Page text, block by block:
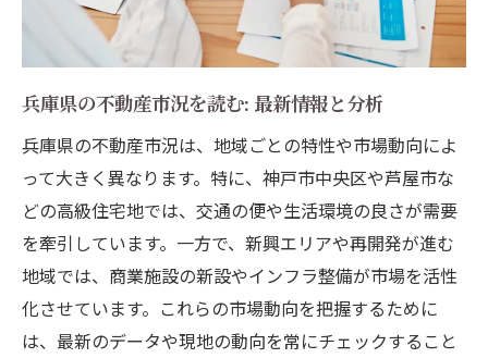
兵庫県の不動産市況を読む: 最新情報と分析
兵庫県の不動産市況は、地域ごとの特性や市場動向によ
って大きく異なります。特に、神戸市中央区や芦屋市な
どの高級住宅地では、交通の便や生活環境の良さが需要
を牽引しています。一方で、新興エリアや再開発が進む
地域では、商業施設の新設やインフラ整備が市場を活性
化させています。これらの市場動向を把握するために
は、最新のデータや現地の動向を常にチェックすること